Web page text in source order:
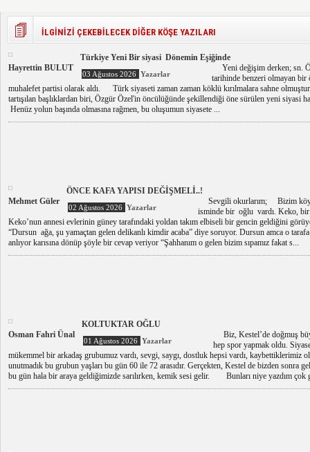
İLGİNİZİ ÇEKEBİLECEK DİĞER KÖŞE YAZILARI
Hayrettin BULUT
Türkiye Yeni Bir siyasi Dönemin Eşiğinde
03 Ağustos 2026 Yazarlar
Yeni değişim derken; sn.
tarihinde benzeri olmayan
muhalefet partisi olarak aldı. Türk siyaseti zaman zaman köklü kırılmalara sahne
tartışılan başlıklardan biri, Özgür Özel'in öncülüğünde şekillendiği öne sürülen yeni siyasi
Henüz yolun başında olmasına rağmen, bu oluşumun siyasete ...
Mehmet Güler
ÖNCE KAFA YAPISI DEĞİŞMELİ..!
02 Ağustos 2026 Yazarlar
Sevgili okurlarım; Bizim
isminde bir oğlu vardı. Keko, bir
Keko’nun annesi evlerinin güney tarafındaki yoldan takım elbiseli bir gencin geldiğini
“Dursun ağa, şu yamaçtan gelen delikanlı kimdir acaba” diye soruyor. Dursun amca o
anlıyor karısına dönüp şöyle bir cevap veriyor “Şahhanım o gelen bizim sıpamız fakat s...
Osman Fahri Ünal
KOLTUKTAR OĞLU
01 Ağustos 2026 Yazarlar
Biz, Kestel’de doğmuş
hep spor yapmak oldu.
mükemmel bir arkadaş grubumuz vardı, sevgi, saygı, dostluk hepsi vardı, kaybettiklerimiz
unutmadık bu grubun yaşları bu gün 60 ile 72 arasıdır. Gerçekten, Kestel de bizden sonra
bu gün hala bir araya geldiğimizde sarılırken, kemik sesi gelir. Bunları niye yazdım çok